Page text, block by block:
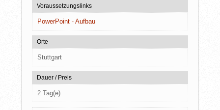
Voraussetzungslinks
PowerPoint - Aufbau
Orte
Stuttgart
Dauer / Preis
2 Tag(e)